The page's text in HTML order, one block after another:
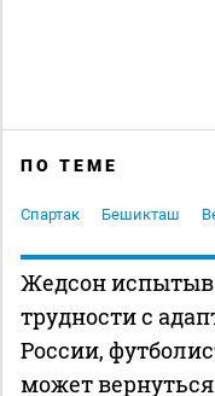
ПО ТЕМЕ
Спартак Бешикташ
Жедсон
трудности с
России,
может